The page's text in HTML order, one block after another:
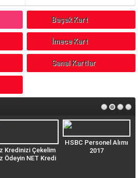
Başak Kart
İmece Kart
Sanal Kartlar
Kredinizi Çekelim
Ödeyin NET Kredi
HSBC Personel Alımı
2017